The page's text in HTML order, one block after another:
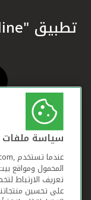
تطبيق "KFHOnline" للهواتف الذكية
سياسة ملفات
المحمول ومواقع
تعريف الارتباط
على تحسين